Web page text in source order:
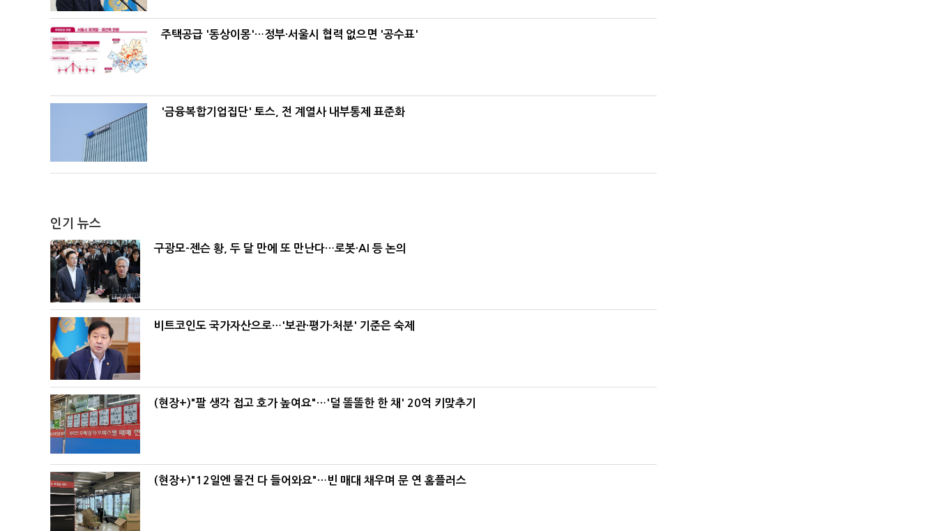
주택공급 '동상이몽'…정부·서울시 협력 없으면 '공수표'
'금융복합기업집단' 토스, 전 계열사 내부통제 표준화
인기 뉴스
구광모-젠슨 황, 두 달 만에 또 만난다…로봇·AI 등 논의
비트코인도 국가자산으로…'보관·평가·처분' 기준은 숙제
(현장+)"팔 생각 접고 호가 높여요"…'덜 똘똘한 한 채' 20억 키맞추기
(현장+)"12일엔 물건 다 들어와요"…빈 매대 채우며 문 연 홈플러스